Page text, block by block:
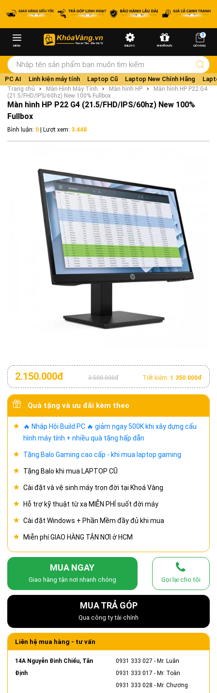
MENU BUILD PC KHUYẾN MÃI
0
GIỎ HÀNG
PC AI Linh kiện máy tính Laptop Cũ Laptop New Chính Hãng
Trang chủ Màn Hình Máy Tính Màn hình HP
Màn hình HP P22 G4
(21.5/FHD/IPS/60hz) New 100% Fullbox
Màn hình HP P22 G4 (21.5/FHD/IPS/60hz) New 100%
Fullbox
Bình luận: 0 | Lượt xem: 3.448
2.150.000đ 3.500.000đ Tiết kiệm: 1.350.000đ
Quà tặng và ưu đãi kèm theo
🔥 Nhập Hội Build PC 🔥 giảm ngay 500K khi xây dựng cấu
hình máy tính + nhiều quà tặng hấp dẫn
Tặng Balo Gaming cao cấp - khi mua laptop gaming
Tặng Balo khi mua LAPTOP CŨ
Cài đặt và vệ sinh máy trọn đời tại Khoá Vàng
Hỗ trợ kỹ thuật từ xa MIỄN PHÍ suốt đời máy
Cài đặt Windows + Phần Mềm đầy đủ khi mua
Miễn phí GIAO HÀNG TẬN NƠI ở HCM
MUA NGAY
Giao hàng tận nơi nhanh chóng Gọi lại cho tôi
MUA TRẢ GÓP
Qua công ty tài chính
Liên hệ mua hàng - tư vấn
14A Nguyễn Đình Chiểu, Tân
Định
0931 333 027 - Mr. Luân
0931 333 017 - Mr. Toàn
0931 333 028 - Mr. Chương